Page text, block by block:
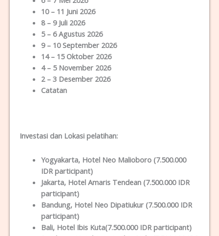
10 – 11 Juni 2026
8 – 9 Juli 2026
5 – 6 Agustus 2026
9 – 10 September 2026
14 – 15 Oktober 2026
4 – 5 November 2026
2 – 3 Desember 2026
Catatan
Investasi dan Lokasi pelatihan:
Yogyakarta, Hotel Neo Malioboro (7.500.000
IDR participant)
Jakarta, Hotel Amaris Tendean (7.500.000 IDR
participant)
Bandung, Hotel Neo Dipatiukur (7.500.000 IDR
participant)
Bali, Hotel Ibis Kuta(7.500.000 IDR participant)